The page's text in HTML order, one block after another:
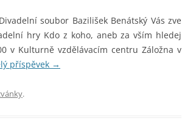
soubor Bazilišek Benátský Vás zve
hry Kdo z koho, aneb za vším hledej
v Kulturně vzdělávacím centru Záložna v
příspěvek →
.